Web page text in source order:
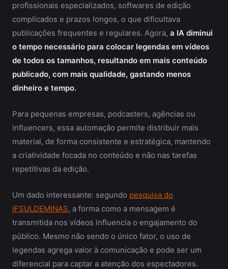
profissionais especializados, softwares de edição
complicados e prazos longos, o que dificultava
publicações frequentes e regulares. Agora, a IA diminui
o tempo necessário para colocar legendas em vídeos
de todos os tamanhos, resultando em mais conteúdo
publicado, com mais qualidade, gastando menos
dinheiro e tempo.
Para pequenas empresas, podcasters, agências ou
influencers, essa automação permite distribuir mais
material, de forma consistente e estratégica, mantendo
a criatividade focada no conteúdo e não nas tarefas
repetitivas da edição.
Um dado interessante: segundo pesquisa do
IFSULDEMINAS, a forma como a mensagem é
transmitida nos vídeos influencia o engajamento do
público. Mesmo não sendo o único fator, o uso de
legendas agrega valor à comunicação e pode ser um
diferencial para captar a atenção dos espectadores.